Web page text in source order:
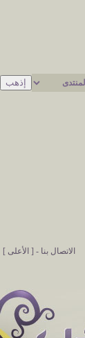
الاتصال بنا - [ الأعلى ]